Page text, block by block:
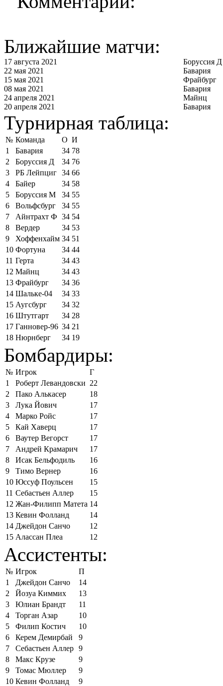
Ближайшие матчи:
17 августа 2021
Боруссия Д
22 мая 2021
Бавария
15 мая 2021
Фрайбург
08 мая 2021
Бавария
24 апреля 2021
Майнц
20 апреля 2021
Бавария
Турнирная таблица:
№ Команда О И
1
Бавария 34 78
2
Боруссия Д 34 76
3
РБ Лейпциг 34 66
4
Байер 34 58
5
Боруссия М 34 55
6
Вольфсбург 34 55
7
Айнтрахт Ф 34 54
8
Вердер 34 53
9
Хоффенхайм 34 51
10 Фортуна 34 44
11 Герта 34 43
12 Майнц 34 43
13 Фрайбург 34 36
14 Шальке-04 34 33
15 Аугсбург 34 32
16 Штутгарт 34 28
17 Ганновер-96 34 21
18 Нюрнберг 34 19
Бомбардиры:
№ Игрок
Г
1
Роберт Левандовски 22
2
Пако Алькасер
18
3
Лука Йович
17
4
Марко Ройс
17
5
Кай Хаверц
17
6
Ваутер Вегорст
17
7
Андрей Крамарич
17
8
Исак Бельфодиль
16
9
Тимо Вернер
16
10 Юссуф Поульсен
15
11 Себастьен Аллер
15
12 Жан-Филипп Матета 14
13 Кевин Фолланд
14
14 Джейдон Санчо
12
15 Алассан Плеа 12
Ассистенты:
№ Игрок
П
1
Джейдон Санчо
14
2
Йозуа Киммих
13
3
Юлиан Брандт
11
4
Торган Азар
10
5
Филип Костич
10
6
Керем Демирбай
9
7
Себастьен Аллер 9
8
Макс Крузе
9
9
Томас Мюллер
9
10 Кевин Фолланд
9